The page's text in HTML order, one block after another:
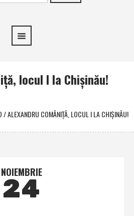
locul I la Chişinău!
/ALEXANDRU COMĂNIŢĂ, LOCUL I LA CHIŞINĂU!
NOIEMBRIE
24